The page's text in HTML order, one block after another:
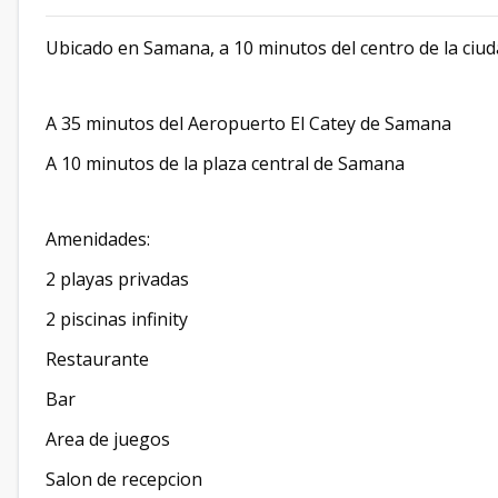
Ubicado en Samana, a 10 minutos del centro de la
A 35 minutos del Aeropuerto El Catey de Samana
A 10 minutos de la plaza central de Samana
Amenidades:
2 playas privadas
2 piscinas infinity
Restaurante
Bar
Area de juegos
Salon de recepcion